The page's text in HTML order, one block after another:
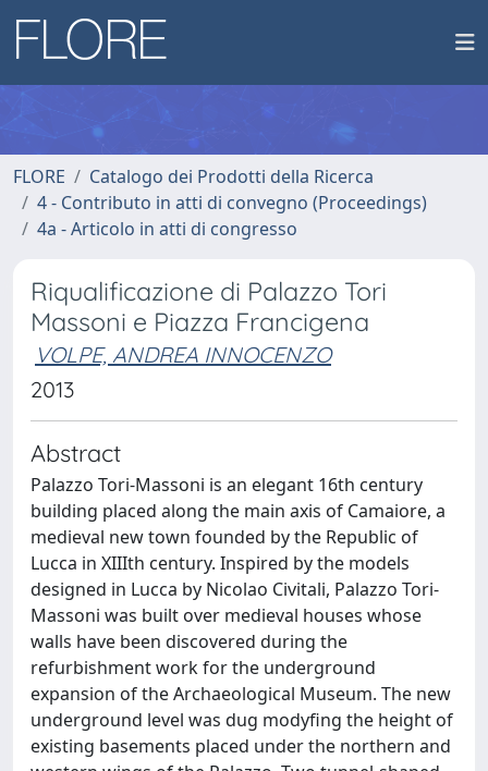
FLORE
Catalogo dei Prodotti della Ricerca
4 - Contributo in atti di convegno (Proceedings)
4a - Articolo in atti di congresso
Riqualificazione di Palazzo Tori
Massoni e Piazza Francigena
VOLPE, ANDREA INNOCENZO
2013
Abstract
Palazzo Tori-Massoni is an elegant 16th century
building placed along the main axis of Camaiore, a
medieval new town founded by the Republic of
Lucca in XIIIth century. Inspired by the models
designed in Lucca by Nicolao Civitali, Palazzo Tori-
Massoni was built over medieval houses whose
walls have been discovered during the
refurbishment work for the underground
expansion of the Archaeological Museum. The new
underground level was dug modyfing the height of
existing basements placed under the northern and